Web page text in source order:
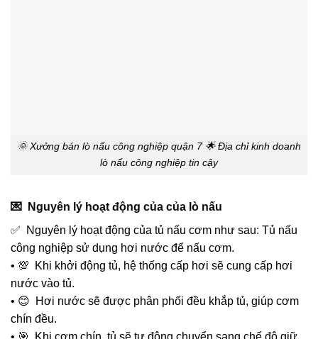
🌞 Xưởng bán lò nấu công nghiệp quận 7 🌟 Địa chỉ kinh doanh
lò nấu công nghiệp tin cậy
💌 Nguyên lý hoạt động của của lò nấu
✅ Nguyên lý hoạt động của tủ nấu cơm như sau: Tủ nấu
công nghiệp sử dụng hơi nước để nấu cơm.
• 💯 Khi khởi động tủ, hệ thống cấp hơi sẽ cung cấp hơi
nước vào tủ.
• 😊 Hơi nước sẽ được phân phối đều khắp tủ, giúp cơm
chín đều.
• 🎯 Khi cơm chín, tủ sẽ tự động chuyển sang chế độ giữ